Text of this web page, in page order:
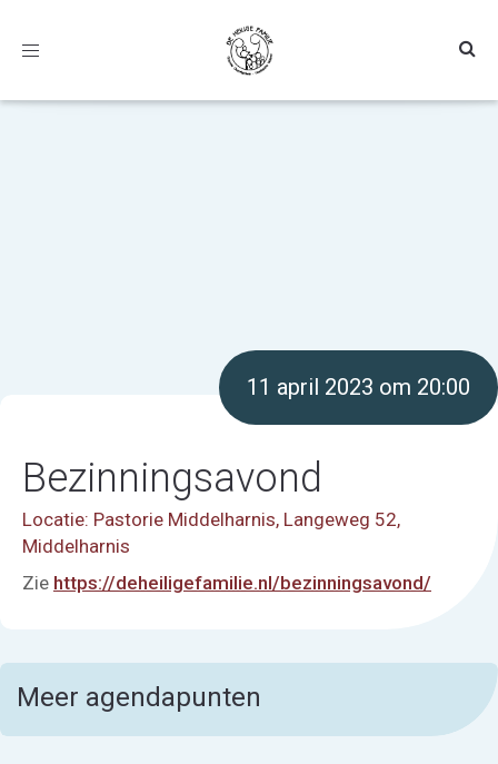
Toggle
11 april 2023 om 20:00
Bezinningsavond
Locatie: Pastorie Middelharnis, Langeweg 52,
Middelharnis
Zie https://deheiligefamilie.nl/bezinningsavond/
Meer agendapunten